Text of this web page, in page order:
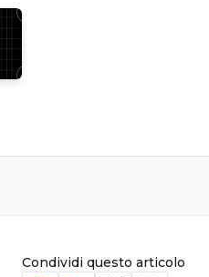
Condividi questo articolo